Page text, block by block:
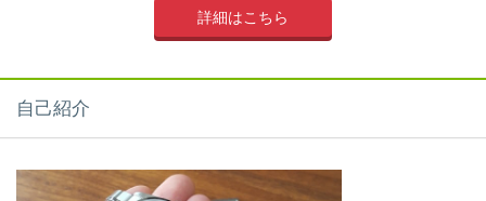
詳細はこちら
自己紹介